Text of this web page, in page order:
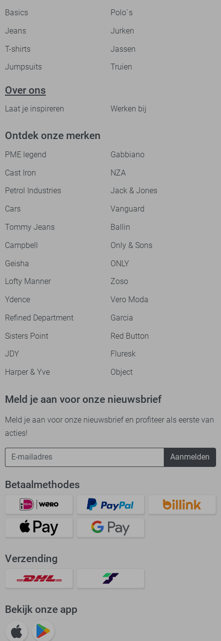
Basics
Polo`s
Jeans
Jurken
T-shirts
Jassen
Jumpsuits
Truien
Over ons
Laat je inspireren Werken bij
Ontdek onze merken
PME legend
Gabbiano
Cast Iron
NZA
Petrol Industries
Jack & Jones
Cars
Vanguard
Tommy Jeans
Ballin
Campbell
Only & Sons
Geisha
ONLY
Lofty Manner
Zoso
Ydence
Vero Moda
Refined Department
Garcia
Sisters Point
Red Button
JDY
Fluresk
Harper & Yve
Object
Meld je aan voor onze nieuwsbrief
Meld je aan voor onze nieuwsbrief en profiteer als eerste van
acties!
Aanmelden
Betaalmethodes
Verzending
Bekijk onze app